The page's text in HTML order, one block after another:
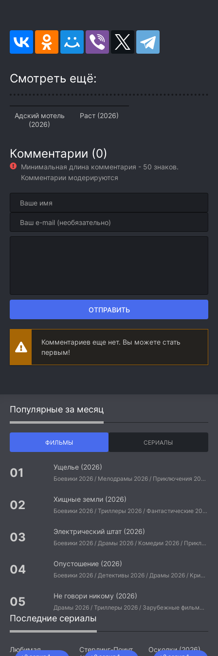
Смотреть ещё:
Адский мотель
(2026)
Раст (2026)
Комментарии (0)
Минимальная длина комментария - 50 знаков.
Комментарии модерируются
ОТПРАВИТЬ
Комментариев еще нет. Вы можете стать
первым!
Популярные за месяц
ФИЛЬМЫ СЕРИАЛЫ
Ущелье (2026)
Боевики 2026 / Мелодрамы 2026 / Приключения 2026 / Ужасы 2026 / Фантастические 2026 / Зарубежные фильмы 2026 / Американские фильмы / Фильмы 2026
Хищные земли (2026)
Боевики 2026 / Триллеры 2026 / Фантастические 2026 / Зарубежные фильмы 2026 / Американские фильмы / Фильмы 2026
Электрический штат (2026)
Боевики 2026 / Драмы 2026 / Комедии 2026 / Приключения 2026 / Фантастические 2026 / Зарубежные фильмы 2026 / Американские фильмы / Фильмы 2026
Опустошение (2026)
Боевики 2026 / Детективы 2026 / Драмы 2026 / Криминальные фильмы 2026 / Триллеры 2026 / Зарубежные фильмы 2026 / Американские фильмы / Фильмы 2026
Не говори никому (2026)
Драмы 2026 / Триллеры 2026 / Зарубежные фильмы 2026 / Американские фильмы / Фильмы 2026
Последние сериалы
Любимая
Стерлинг-Поинт
Осколки (2026)